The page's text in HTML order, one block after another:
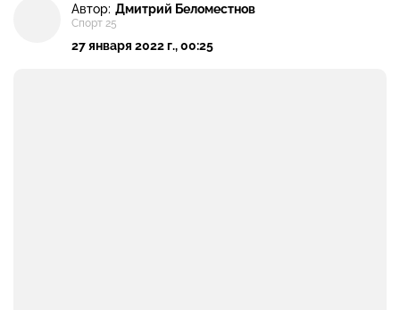
Автор: Дмитрий Беломестнов
Спорт 25
27 января 2022 г., 00:25